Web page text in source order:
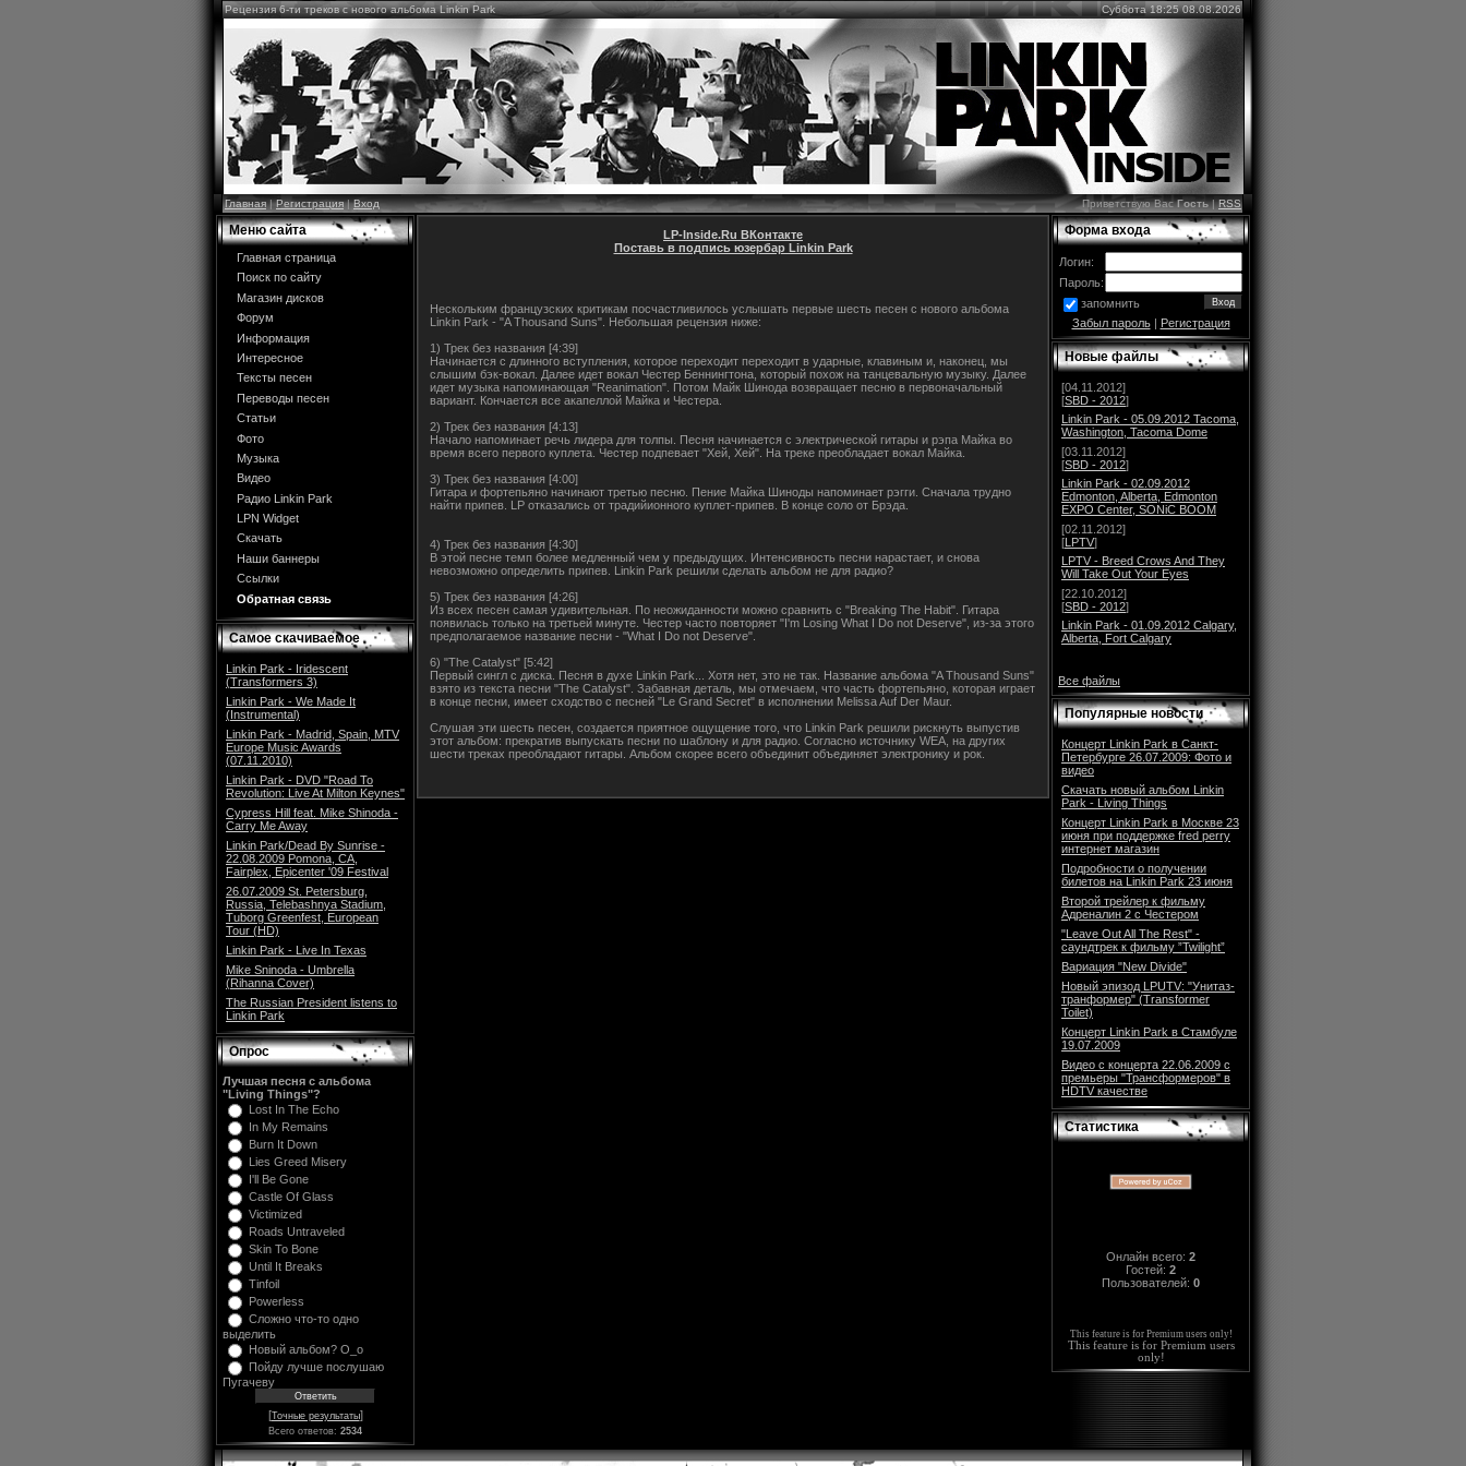
Рецензия 6-ти треков с нового альбома Linkin Park Суббота 18:25 08.08.2026
Главная|Регистрация|Вход Приветствую ВасГость|RSS
Меню сайта
Главная страница
Поиск по сайту
Магазин дисков
Форум
Информация
Интересное
Тексты песен
Переводы песен
Статьи
Фото
Музыка
Видео
Радио Linkin Park
LPN Widget
Скачать
Наши баннеры
Ссылки
Обратная связь
Самое скачиваемое
Linkin Park - Iridescent
(Transformers 3)
Linkin Park - We Made It
(Instrumental)
Linkin Park - Madrid, Spain, MTV
Europe Music Awards
(07.11.2010)
Linkin Park - DVD "Road To
Revolution: Live At Milton Keynes"
Cypress Hill feat. Mike Shinoda -
Carry Me Away
Linkin Park/Dead By Sunrise -
22.08.2009 Pomona, CA,
Fairplex, Epicenter '09 Festival
26.07.2009 St. Petersburg,
Russia, Telebashnya Stadium,
Tuborg Greenfest, European
Tour (HD)
Linkin Park - Live In Texas
Mike Sninoda - Umbrella
(Rihanna Cover)
The Russian President listens to
Linkin Park
Опрос
Лучшая песня с альбома
"Living Things"?
Lost In The Echo
In My Remains
Burn It Down
Lies Greed Misery
I'll Be Gone
Castle Of Glass
Victimized
Roads Untraveled
Skin To Bone
Until It Breaks
Tinfoil
Powerless
Сложно что-то одно
выделить
Новый альбом? O_o
Пойду лучше послушаю
Пугачеву
[Точные результаты]
Всего ответов: 2534
LP-Inside.Ru ВКонтакте
Поставь в подпись юзербар Linkin Park
Нескольким французских критикам посчастливилось услышать первые шесть песен с нового альбома
Linkin Park - "A Thousand Suns". Небольшая рецензия ниже:
1) Трек без названия [4:39]
Начинается с длинного вступления, которое переходит переходит в ударные, клавиным и, наконец, мы
слышим бэк-вокал. Далее идет вокал Честер Беннингтона, который похож на танцевальную музыку. Далее
идет музыка напоминающая "Reanimation". Потом Майк Шинода возвращает песню в первоначальный
вариант. Кончается все акапеллой Майка и Честера.
2) Трек без названия [4:13]
Начало напоминает речь лидера для толпы. Песня начинается с электрической гитары и рэпа Майка во
время всего первого куплета. Честер подпевает "Хей, Хей". На треке преобладает вокал Майка.
3) Трек без названия [4:00]
Гитара и фортепьяно начинают третью песню. Пение Майка Шиноды напоминает рэгги. Сначала трудно
найти припев. LP отказались от традийионного куплет-припев. В конце соло от Брэда.
4) Трек без названия [4:30]
В этой песне темп более медленный чем у предыдущих. Интенсивность песни нарастает, и снова
невозможно определить припев. Linkin Park решили сделать альбом не для радио?
5) Трек без названия [4:26]
Из всех песен самая удивительная. По неожиданности можно сравнить с "Breaking The Habit". Гитара
появилась только на третьей минуте. Честер часто повторяет "I'm Losing What I Do not Deserve", из-за этого
предполагаемое название песни - "What I Do not Deserve".
6) "The Catalyst" [5:42]
Первый сингл c диска. Песня в духе Linkin Park... Хотя нет, это не так. Название альбома "A Thousand Suns"
взято из текста песни "The Catalyst". Забавная деталь, мы отмечаем, что часть фортепьяно, которая играет
в конце песни, имеет сходство с песней "Le Grand Secret" в исполнении Melissa Auf Der Maur.
Слушая эти шесть песен, создается приятное ощущение того, что Linkin Park решили рискнуть выпустив
этот альбом: прекратив выпускать песни по шаблону и для радио. Согласно источнику WEA, на других
шести треках преобладают гитары. Альбом скорее всего объединит объединяет электронику и рок.
Форма входа
Логин:
Пароль:
запомнить
Забыл пароль| Регистрация
Новые файлы
[04.11.2012]
[SBD - 2012]
Linkin Park - 05.09.2012 Tacoma,
Washington, Tacoma Dome
[03.11.2012]
[SBD - 2012]
Linkin Park - 02.09.2012
Edmonton, Alberta, Edmonton
EXPO Center, SONiC BOOM
[02.11.2012]
[LPTV]
LPTV - Breed Crows And They
Will Take Out Your Eyes
[22.10.2012]
[SBD - 2012]
Linkin Park - 01.09.2012 Calgary,
Alberta, Fort Calgary
Все файлы
Популярные новости
Концерт Linkin Park в Санкт-
Петербурге 26.07.2009: Фото и
видео
Скачать новый альбом Linkin
Park - Living Things
Концерт Linkin Park в Москве 23
июня при поддержке fred perry
интернет магазин
Подробности о получении
билетов на Linkin Park 23 июня
Второй трейлер к фильму
Адреналин 2 с Честером
"Leave Out All The Rest" -
саундтрек к фильму ”Twilight”
Вариация "New Divide"
Новый эпизод LPUTV: "Унитаз-
транформер" (Transformer
Toilet)
Концерт Linkin Park в Стамбуле
19.07.2009
Видео с концерта 22.06.2009 с
премьеры "Трансформеров" в
HDTV качестве
Статистика
Онлайн всего: 2
Гостей: 2
Пользователей: 0
This feature is for Premium users only!
This feature is for Premium users
only!